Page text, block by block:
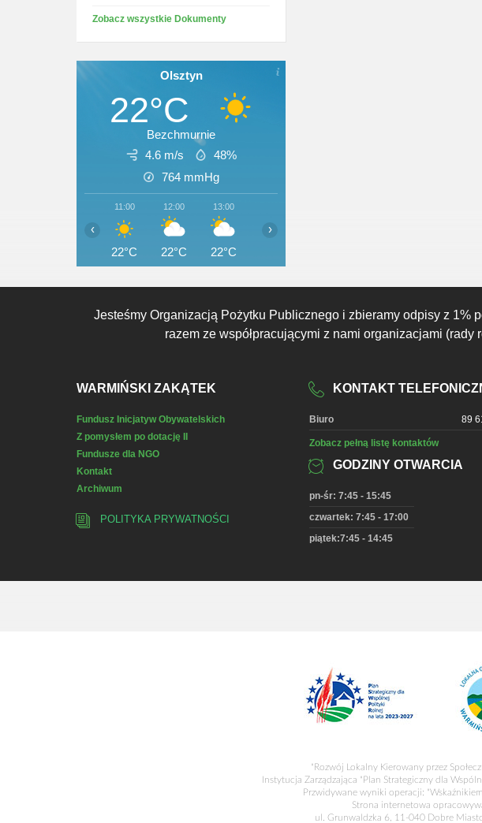
Zobacz wszystkie Dokumenty
Olsztyn
22°C
Bezchmurnie
4.6 m/s
48%
764 mmHg
11:00
22°C
12:00
22°C
13:00
22°C
‹ ›
Jesteśmy Organizacją Pożytku Publicznego i zbieramy odpisy z 1%
razem ze współpracującymi z nami organizacjami
WARMIŃSKI ZAKĄTEK
Fundusz Inicjatyw Obywatelskich
Z pomysłem po dotację II
Fundusze dla NGO
Kontakt
Archiwum
POLITYKA PRYWATNOŚCI
KONTAKT
Biuro 89
Zobacz pełną listę kontaktów
GODZINY OTWARCIA
pn-śr: 7:45 - 15:45
czwartek: 7:45 - 17:00
piątek:7:45 - 14:45
"Rozwój Lokalny Kierowany przez
Instytucja Zarządzająca "Plan Strategiczny dla
Przwidywane wyniki operacji:
Strona internetowa
ul. Grunwaldzka 6, 11-040 Dobre